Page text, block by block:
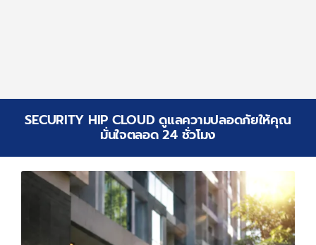
SECURITY HIP CLOUD ดูแลความปลอดภัยให้คุณ
มั่นใจตลอด 24 ชั่วโมง